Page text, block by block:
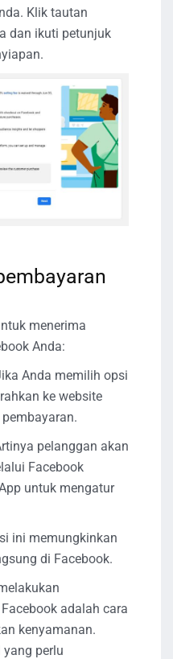
Klik tautan
dan ikuti petunjuk
menerima
Anda:
Anda memilih opsi
ke website
pelanggan akan
Facebook
untuk mengatur
ini memungkinkan
di Facebook.
adalah cara
kenyamanan.
yang perlu